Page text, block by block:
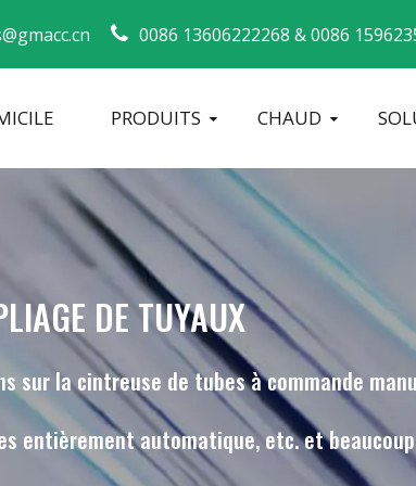
0086 13606222268 &0086
PRODUITS CHAUD
DE TUYAUX
sur la cintreuse de tubes à commande
entièrement automatique, etc. et